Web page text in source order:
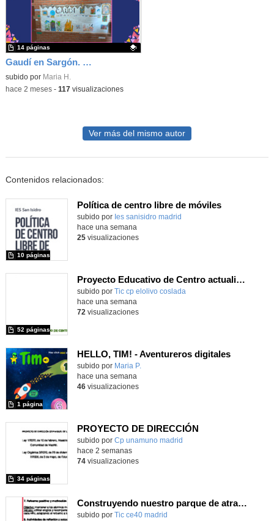
Gaudí en Sargón. Parte II
Contenido educativo.
subido por Maria H.
14 páginas
-hace 2 meses- 117visualizaciones
Ver más del mismo autor
Contenidos relacionados:
Política de centro libre de móviles
subido por Ies sanisidro madrid
10 páginas
hace una semana
25visualizaciones
Proyecto Educativo de Centro actualizado 2026
subido por Tic cp elolivo coslada
52 páginas
hace una semana
72 visualizaciones
HELLO, TIM! - Aventureros digitales
Contenido educativo.
subido por Maria P.
1 página
hace una semana
46visualizaciones
PROYECTO DE DIRECCIÓN
Contenido educativo.
subido por Cp unamuno madrid
34 páginas
hace 2 semanas
74visualizaciones
Construyendo nuestro parque de atracciones
subido por Tic ce40 madrid